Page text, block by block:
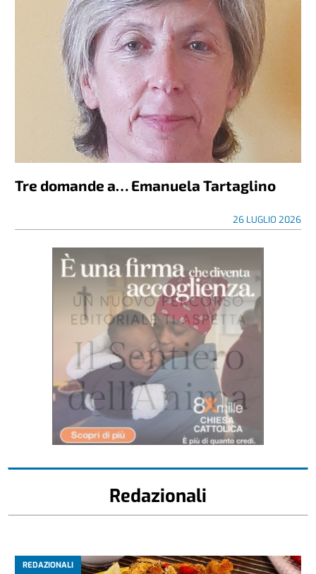
Tre domande a… Emanuela Tartaglino
26 LUGLIO 2026
Redazionali
REDAZIONALI